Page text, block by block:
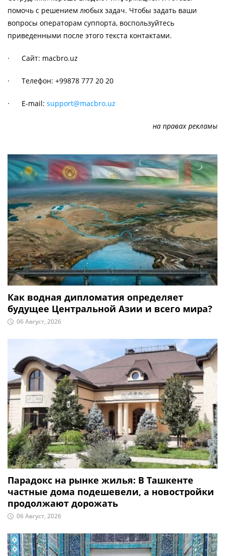
помочь с решением любых задач. Чтобы задать ваши
вопросы операторам суппорта, воспользуйтесь
приведенными после этого текста контактами.
· Сайт: macbro.uz
· Телефон: +99878 777 20 20
· E-mail: support@macbro.uz
на правах рекламы
Как водная дипломатия определяет
будущее Центральной Азии и всего мира?
06 Август, 2026
Парадокс на рынке жилья: В Ташкенте
частные дома подешевели, а новостройки
продолжают дорожать
06 Август, 2026